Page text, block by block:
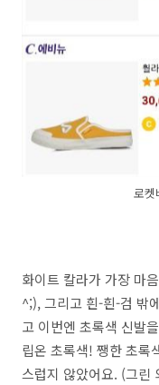
로
화이트 칼라가 가장 마
^;), 그리고 흰-흰-검 밖
고 이번엔 초록색 신발
립온 초록색! 쨍한 초록
스럽지 않았어요. (그린